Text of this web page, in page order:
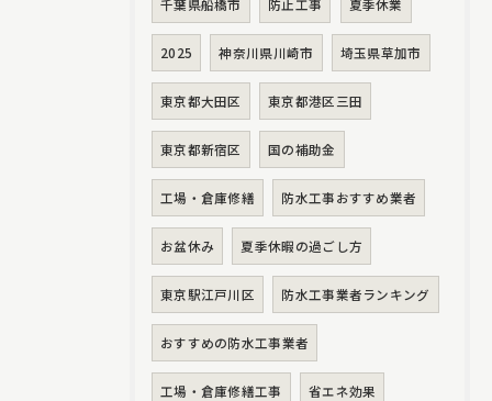
千葉県船橋市 防止工事 夏季休業
2025 神奈川県川崎市 埼玉県草加市
東京都大田区 東京都港区三田
東京都新宿区 国の補助金
工場・倉庫修繕 防水工事おすすめ業者
お盆休み 夏季休暇の過ごし方
東京駅江戸川区 防水工事業者ランキング
おすすめの防水工事業者
工場・倉庫修繕工事 省エネ効果